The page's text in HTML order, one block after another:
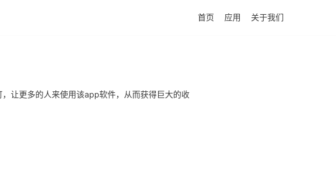
首页 应用 关于我们
让更多的人来使用该app软件，从而获得巨大的收